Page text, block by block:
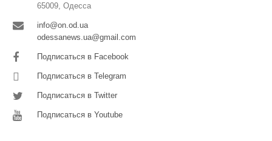
65009, Одесса
info@on.od.ua
odessanews.ua@gmail.com
Подписаться в Facebook
Подписаться в Telegram
Подписаться в Twitter
Подписаться в Youtube